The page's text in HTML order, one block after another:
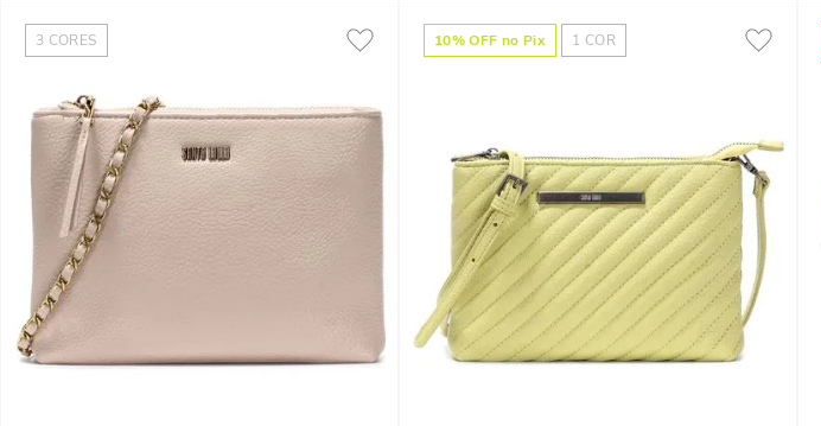
3 CORES 10% OFF no Pix 1 COR